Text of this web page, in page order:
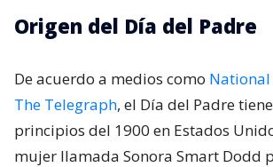
Origen del Día del Padre
De acuerdo a medios como
The Telegraph, el Día del Padre
principios del 1900 en Estados
mujer llamada Sonora Smart Dodd